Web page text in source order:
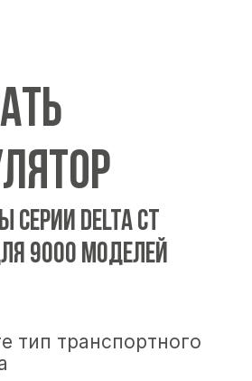
DELTA CT
9000 МОДЕЛЕЙ
тип транспортного